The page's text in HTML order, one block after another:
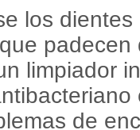
los
limpiador
de